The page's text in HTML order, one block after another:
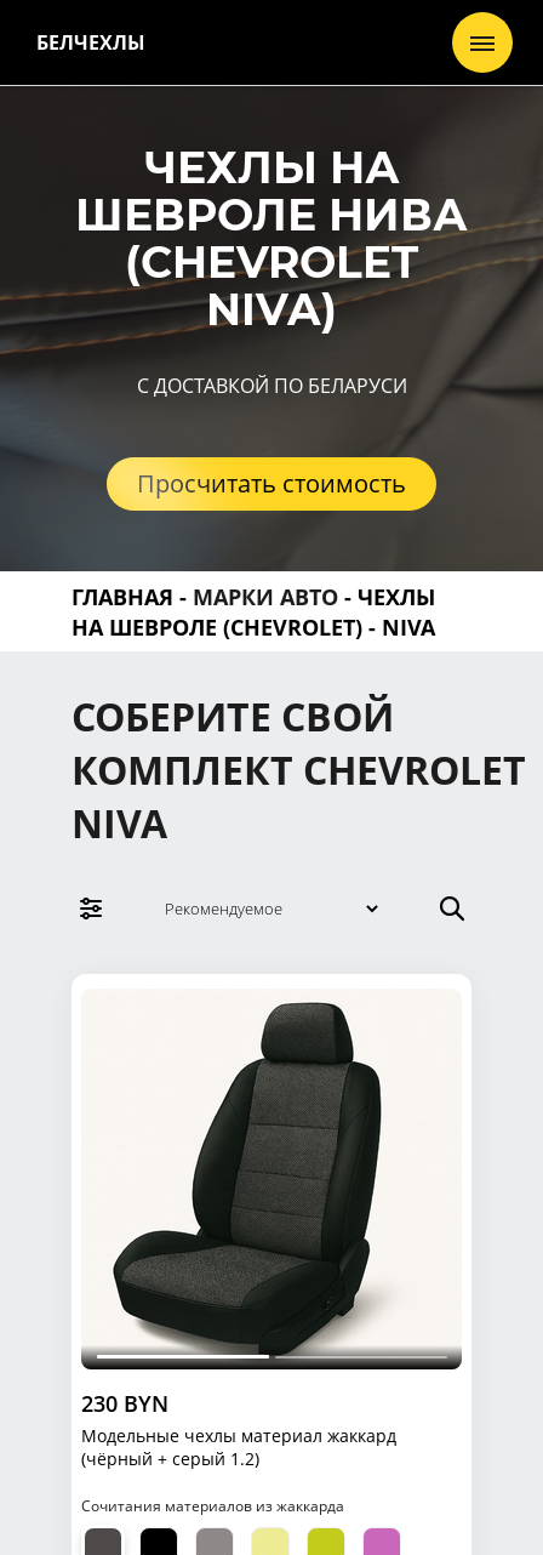
БЕЛЧЕХЛЫ
ЧЕХЛЫ НА
ШЕВРОЛЕ НИВА
(CHEVROLET
NIVA)
С ДОСТАВКОЙ ПО БЕЛАРУСИ
Просчитать стоимость
ГЛАВНАЯ - МАРКИ АВТО - ЧЕХЛЫ
НА ШЕВРОЛЕ (CHEVROLET) - NIVA
СОБЕРИТЕ СВОЙ
КОМПЛЕКТ CHEVROLET
NIVA
230 BYN
Модельные чехлы материал жаккард
(чёрный + серый 1.2)
Сочитания материалов из жаккарда